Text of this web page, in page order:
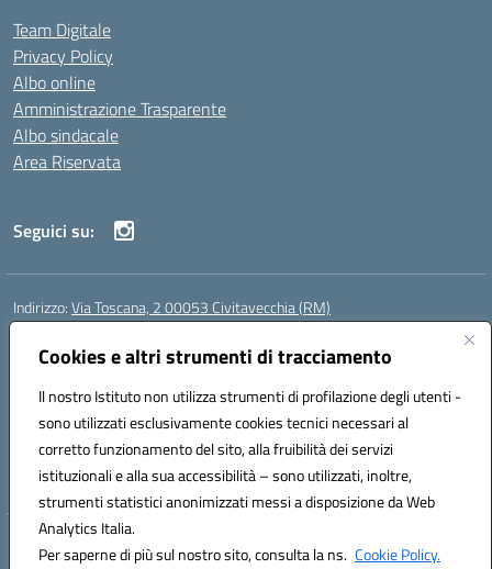
Cookies e altri strumenti di tracciamento
Il nostro Istituto non utilizza strumenti di profilazione degli utenti -
sono utilizzati esclusivamente cookies tecnici necessari al
corretto funzionamento del sito, alla fruibilità dei servizi
istituzionali e alla sua accessibilità – sono utilizzati, inoltre,
strumenti statistici anonimizzati messi a disposizione da Web
Analytics Italia.
Per saperne di più sul nostro sito, consulta la ns. Cookie Policy.
Team Digitale
Privacy Policy
Albo online
Amministrazione Trasparente
Albo sindacale
Area Riservata
Seguici su:
Indirizzo:Via Toscana, 2 00053 Civitavecchia (RM)
Centralino:
Posta elettronica certificata (PEC):rmic8b900g@pec.istruzione.it
Codice fiscale: 91038380589
Codice meccanografico:RMIC8B900G
Codice Indice delle Pubbliche Amministrazioni (IPA): istsc_rmic8b900g
Codice unico di fatturazione (CUF): UFP4NO
Hosting & Powered by 3D Solution S.r.l.